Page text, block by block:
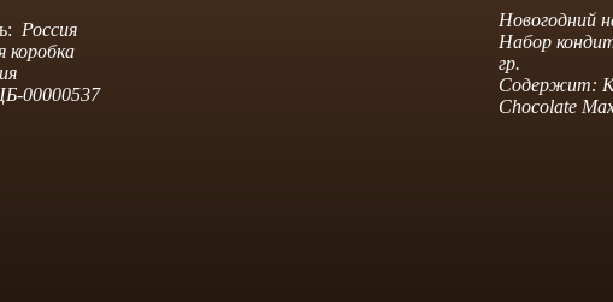
Россия
коробка
00000537
Новогодний
Набор
гр.
Содержит:
Chocolate